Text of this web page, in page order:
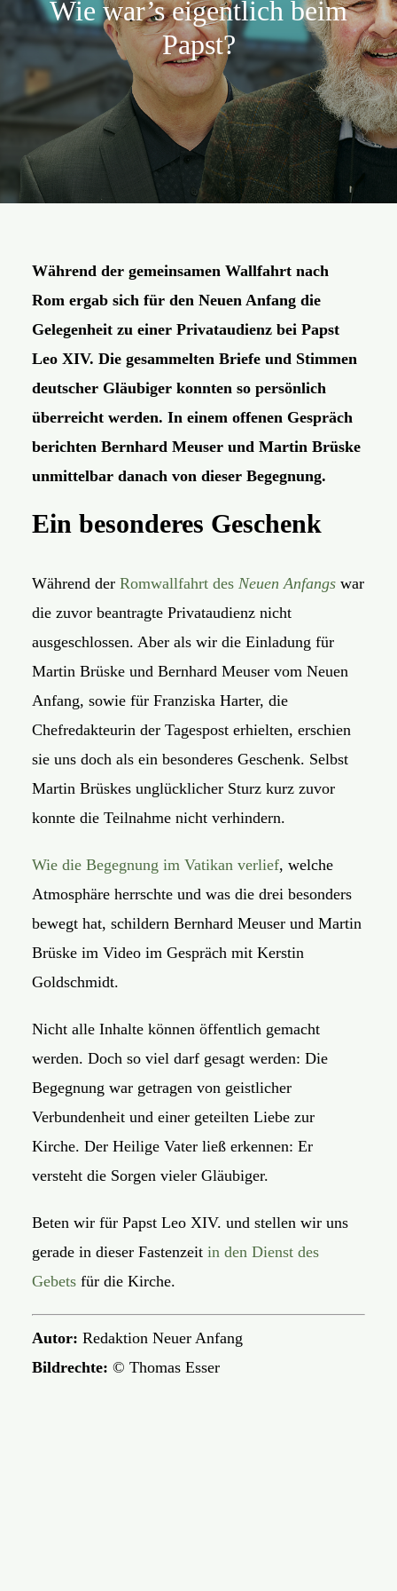
Aktion
Veröffentlichungen
Wie war’s eigentlich beim
Papst?
Während der gemeinsamen Wallfahrt nach
Rom ergab sich für den Neuen Anfang die
Gelegenheit zu einer Privataudienz bei Papst
Leo XIV. Die gesammelten Briefe und Stimmen
deutscher Gläubiger konnten so persönlich
überreicht werden. In einem offenen Gespräch
berichten Bernhard Meuser und Martin Brüske
unmittelbar danach von dieser Begegnung.
Ein besonderes Geschenk
Während derRomwallfahrt des Neuen Anfangs war
die zuvor beantragte Privataudienz nicht
ausgeschlossen. Aber als wir die Einladung für
Martin Brüske und Bernhard Meuser vom Neuen
Anfang, sowie für Franziska Harter, die
Chefredakteurin der Tagespost erhielten, erschien
sie uns doch als ein besonderes Geschenk. Selbst
Martin Brüskes unglücklicher Sturz kurz zuvor
konnte die Teilnahme nicht verhindern.
Wie die Begegnung im Vatikan verlief, welche
Atmosphäre herrschte und was die drei besonders
bewegt hat, schildern Bernhard Meuser und Martin
Brüske im Video im Gespräch mit Kerstin
Goldschmidt.
Nicht alle Inhalte können öffentlich gemacht
werden. Doch so viel darf gesagt werden: Die
Begegnung war getragen von geistlicher
Verbundenheit und einer geteilten Liebe zur
Kirche. Der Heilige Vater ließ erkennen: Er
versteht die Sorgen vieler Gläubiger.
Beten wir für Papst Leo XIV. und stellen wir uns
gerade in dieser Fastenzeitin den Dienst des
Gebets für die Kirche.
Autor: Redaktion Neuer Anfang
Bildrechte: © Thomas Esser